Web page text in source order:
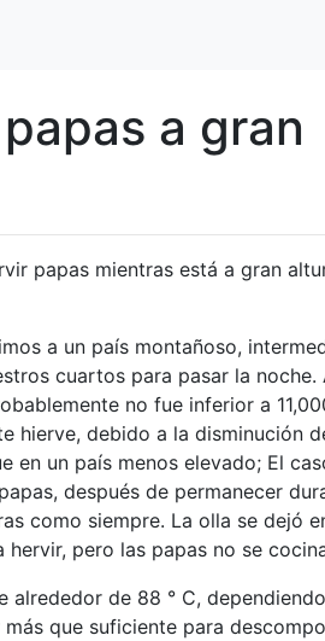
a gran
papas mientras está a gran
a un país montañoso,
cuartos para pasar la noche.
no fue inferior a
hierve, debido a la disminución
en un país menos elevado; El
después de permanecer
como siempre. La olla se dejó
pero las papas no se
alrededor de 88 ° C,
que suficiente para